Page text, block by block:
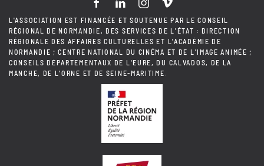
L'ASSOCIATION EST FINANCÉE ET SOUTENUE PAR LE CONSEIL
RÉGIONAL DE NORMANDIE, DES SERVICES DE L'ÉTAT : DIRECTION
RÉGIONALE DES AFFAIRES CULTURELLES ET L'ACADÉMIE DE
NORMANDIE ; CENTRE NATIONAL DU CINÉMA ET DE L'IMAGE ANIMÉE ;
CONSEILS DÉPARTEMENTAUX DE L'EURE, DU CALVADOS, DE LA
MANCHE, DE L'ORNE ET DE SEINE-MARITIME.